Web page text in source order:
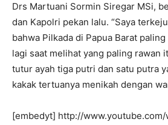
Drs Martuani Sormin Siregar MSi,
dan Kapolri pekan lalu. “Saya
bahwa Pilkada di Papua Barat
lagi saat melihat yang paling rawan
tutur ayah tiga putri dan satu putra
kakak tertuanya menikah dengan
[embedyt] http://www.youtube.com/